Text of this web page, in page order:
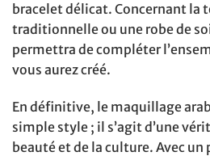
bracelet délicat. Concernant la
traditionnelle ou une robe de
permettra de compléter
vous aurez créé.
En définitive, le maquillage
simple style ; il s’agit d’une
beauté et de la culture. Avec un